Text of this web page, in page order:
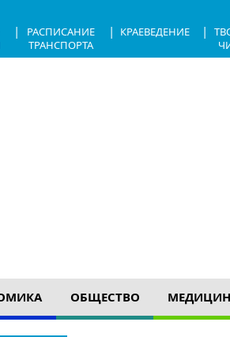
|
РАСПИСАНИЕ
ТРАНСПОРТА
| КРАЕВЕДЕНИЕ |
ОБЩЕСТВО